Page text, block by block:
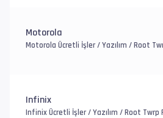
Motorola
Motorola Ücretli İşler / Yazılım / Root
Infinix
Infinix Ücretli İşler / Yazılım / Root Twrp